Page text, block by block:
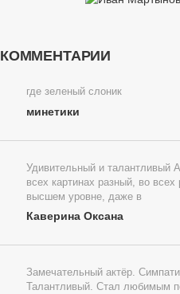
КОММЕНТАРИИ
где зеленый слоник
минетики
Удивительный и талантливый
всех картинах разный, во всех
высшем уровне, даже в
Каверина Оксана
Замечательный актёр.
Талантливый. Стал любимым